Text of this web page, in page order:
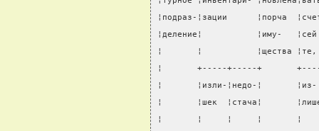
¦подраз-¦зации      ¦порча
¦деление¦           ¦иму-
¦       ¦           ¦щества
¦       +-----+-----+
¦       ¦изли-¦недо-¦       ¦из-
¦       ¦шек  ¦стача¦
¦       ¦     ¦     ¦       ¦     ¦